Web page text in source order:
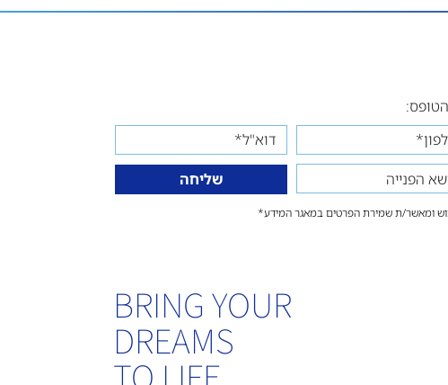
ומאשר/ת שמירת הפרטים במאגר המידע*
שליחה
BRING YOUR
DREAMS